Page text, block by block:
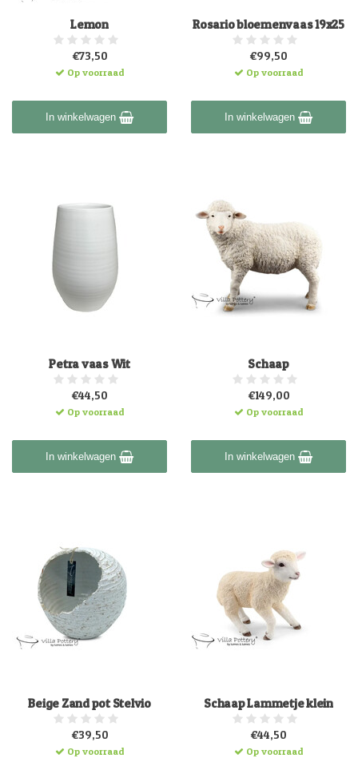
Lemon
€73,50
Op voorraad
In winkelwagen
Rosario bloemenvaas 19x25
€99,50
Op voorraad
In winkelwagen
Petra vaas Wit
€44,50
Op voorraad
In winkelwagen
Schaap
€149,00
Op voorraad
In winkelwagen
Beige Zand pot Stelvio
€39,50
Op voorraad
Schaap Lammetje klein
€44,50
Op voorraad